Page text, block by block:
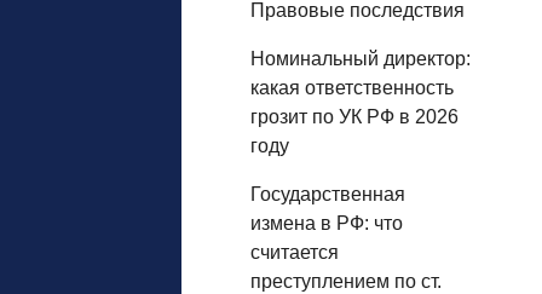
Правовые последствия
Номинальный директор:
какая ответственность
грозит по УК РФ в 2026
году
Государственная
измена в РФ: что
считается
преступлением по ст.